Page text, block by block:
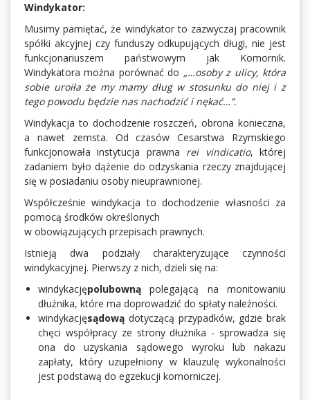
Windykator:
Musimy pamiętać, że windykator to zazwyczaj pracownik
spółki akcyjnej czy funduszy odkupujących długi, nie jest
funkcjonariuszem państwowym jak Komornik.
Windykatora można porównać do „…osoby z ulicy, która
sobie uroiła że my mamy dług w stosunku do niej i z
tego powodu będzie nas nachodzić i nękać…”.
Windykacja to dochodzenie roszczeń, obrona konieczna,
a nawet zemsta. Od czasów Cesarstwa Rzymskiego
funkcjonowała instytucja prawna rei vindicatio, której
zadaniem było dążenie do odzyskania rzeczy znajdującej
się w posiadaniu osoby nieuprawnionej.
Współcześnie windykacja to dochodzenie własności za
pomocą środków określonych
w obowiązujących przepisach prawnych.
Istnieją dwa podziały charakteryzujące czynności
windykacyjnej. Pierwszy z nich, dzieli się na:
windykacjępolubowną polegającą na monitowaniu
dłużnika, które ma doprowadzić do spłaty należności.
windykacjęsądową dotyczącą przypadków, gdzie brak
chęci współpracy ze strony dłużnika - sprowadza się
ona do uzyskania sądowego wyroku lub nakazu
zapłaty, który uzupełniony w klauzulę wykonalności
jest podstawą do egzekucji komorniczej.